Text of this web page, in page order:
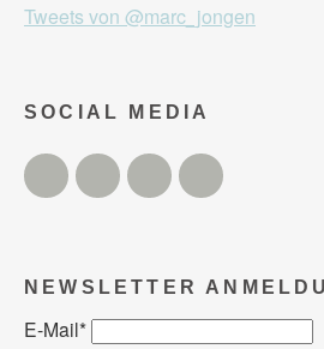
Tweets von @marc_jongen
SOCIAL MEDIA
Twitter FacebookInstagram
NEWSLETTER
E-Mail*